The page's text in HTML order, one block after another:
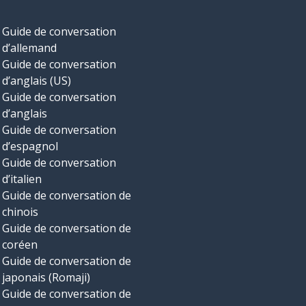
Guide de conversation
d’allemand
Guide de conversation
d’anglais (US)
Guide de conversation
d’anglais
Guide de conversation
d’espagnol
Guide de conversation
d’italien
Guide de conversation de
chinois
Guide de conversation de
coréen
Guide de conversation de
japonais (Romaji)
Guide de conversation de